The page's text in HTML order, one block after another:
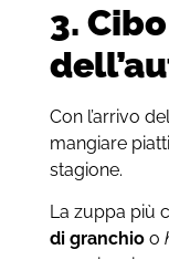
3.
Con l’arrivo
mangiare
stagione.
La zuppa più
di granchioo